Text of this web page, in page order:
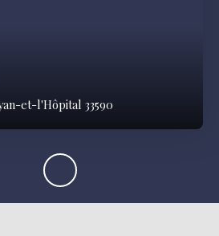
et-l'Hôpital 33590